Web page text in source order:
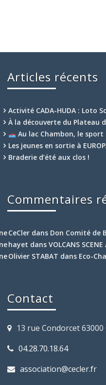
Articles récents
Activité CADA-HUDA : Loto
À la découverte du Plateau
Au lac Chambon, le sport
Les jeunes en sortie à
Braderie d’été aux clos !
Commentaires
CeCler dans Don Comité de
hayet dans VOLCANS
Olivier STABAT dans Eco-
Contact
13 rue Condorcet
04.28.70.18.64
association@cecler.fr